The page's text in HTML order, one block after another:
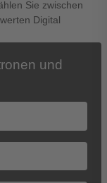
Sie zwischen
Digital
und